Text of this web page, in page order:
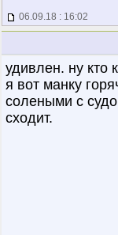
06.09.18 : 16:02
удивлен. ну кто
я вот манку
солеными с
сходит.